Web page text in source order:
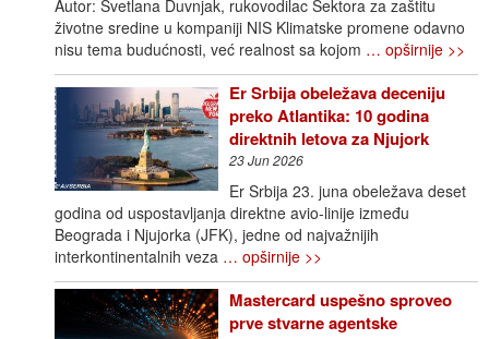
Autor: Svetlana Duvnjak, rukovodilac Sektora za zaštitu
životne sredine u kompaniji NIS Klimatske promene odavno
nisu tema budućnosti, već realnost sa kojom … opširnije >>
Er Srbija obeležava deceniju
preko Atlantika: 10 godina
direktnih letova za Njujork
23 Jun 2026
Er Srbija 23. juna obeležava deset
godina od uspostavljanja direktne avio-linije između
Beograda i Njujorka (JFK), jedne od najvažnijih
interkontinentalnih veza … opširnije >>
Mastercard uspešno sproveo
prve stvarne agentske